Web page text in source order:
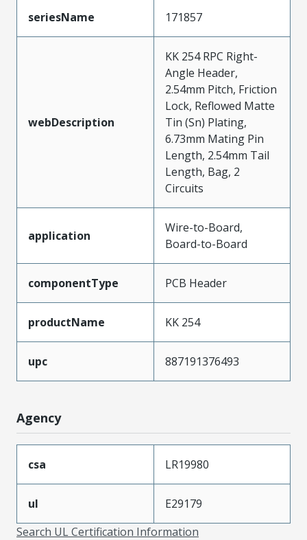
seriesName 171857
webDescription
KK 254 RPC Right-
Angle Header,
2.54mm Pitch, Friction
Lock, Reflowed Matte
Tin (Sn) Plating,
6.73mm Mating Pin
Length, 2.54mm Tail
Length, Bag, 2
Circuits
application
Wire-to-Board,
Board-to-Board
componentType PCB Header
productName KK 254
upc 887191376493
Agency
csa LR19980
ul
E29179
Search UL Certification Information